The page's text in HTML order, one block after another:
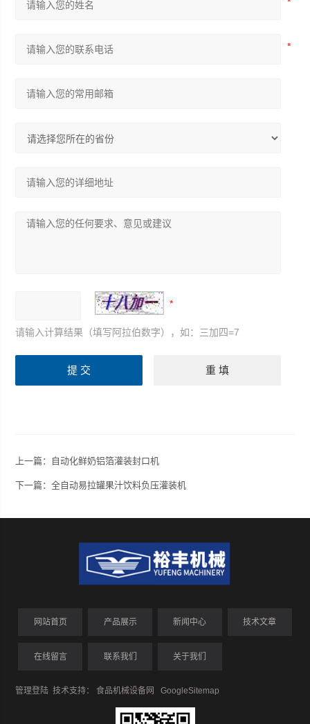
请输入计算结果（填写阿拉伯数字），如：三加四=7
上一篇： 自动化鲜奶铝箔灌装封口机
下一篇：全自动易拉罐果汁饮料负压灌装机
网站首页 产品展示 新闻中心 技术文章
在线留言 联系我们 关于我们
管理登陆 技术支持：食品机械设备网 GoogleSitemap